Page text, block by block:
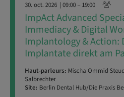
30. oct. 2026 | 09:00 – 19:00
ImpAct Advanced
Immediacy & Digital
Implantology & Action:
Implantate direkt am
Haut-parleurs: Mischa Ommid
Salbrechter
Site: Berlin Dental Hub/Die Praxis